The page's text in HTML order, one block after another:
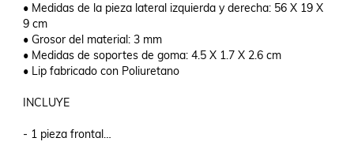
• Medidas de la pieza lateral izquierda y derecha: 56 X 19 X
9 cm
• Grosor del material: 3 mm
• Medidas de soportes de goma: 4.5 X 1.7 X 2.6 cm
• Lip fabricado con Poliuretano
INCLUYE
- 1 pieza frontal